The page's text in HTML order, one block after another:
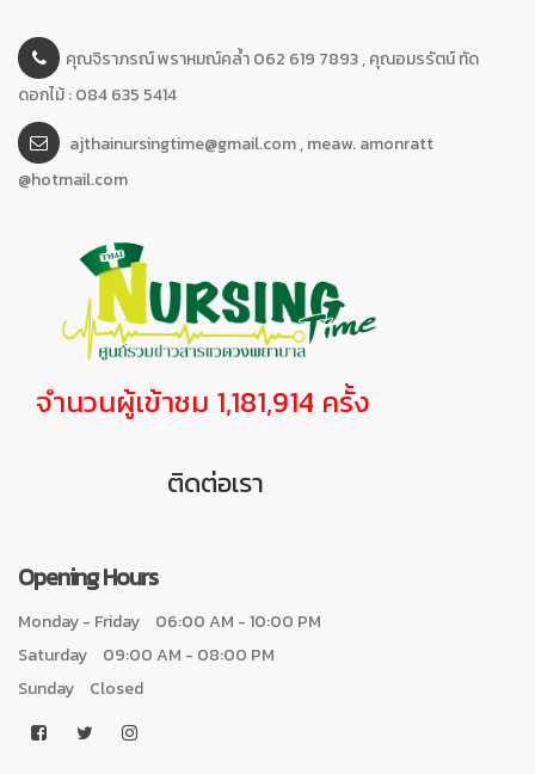
คุณจิราภรณ์ พราหมณ์คล้ำ 062 619 7893 , คุณอมรรัตน์ ทัด
ดอกไม้ : 084 635 5414
ajthainursingtime@gmail.com , meaw. amonratt
@hotmail.com
จำนวนผู้เข้าชม 1,181,914 ครั้ง
ติดต่อเรา
Opening Hours
Monday - Friday
06:00 AM - 10:00 PM
Saturday
09:00 AM - 08:00 PM
Sunday
Closed